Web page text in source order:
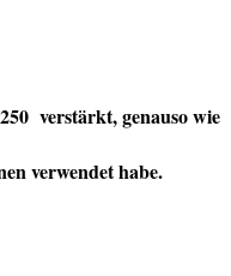
verstärkt, genauso wie
verwendet habe.